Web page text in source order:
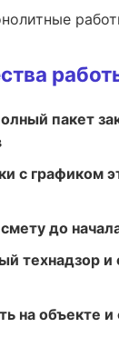
пакет
с графиком
до
технадзор
на объекте